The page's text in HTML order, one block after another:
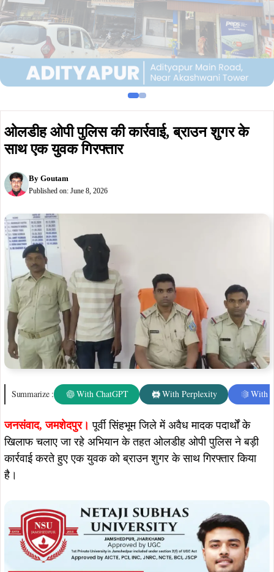
ओलडीह ओपी पुलिस की कार्रवाई, ब्राउन शुगर के
साथ एक युवक गिरफ्तार
By Goutam
Published on: June 8, 2026
Summarize : With ChatGPT With Perplexity With
जनसंवाद, जमशेदपुर।पूर्वी सिंहभूम जिले में अवैध मादक पदार्थों के
खिलाफ चलाए जा रहे अभियान के तहत ओलडीह ओपी पुलिस ने बड़ी
कार्रवाई करते हुए एक युवक को ब्राउन शुगर के साथ गिरफ्तार किया
है।